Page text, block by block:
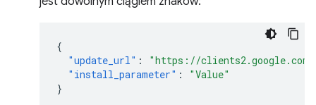
{
"update_url" :
"https://
"install_parameter" :
"Value"
}